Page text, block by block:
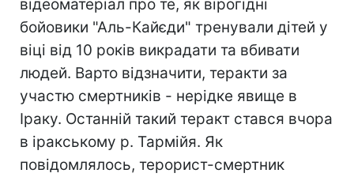
відеоматеріал про те, як вірогідні
бойовики "Аль-Кайєди" тренували дітей у
віці від 10 років викрадати та вбивати
людей. Варто відзначити, теракти за
участю смертників - нерідке явище в
Іраку. Останній такий теракт стався вчора
в іракському р. Тармійя. Як
повідомлялось, терорист-смертник